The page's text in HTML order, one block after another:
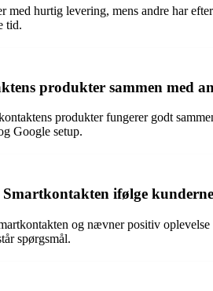
med hurtig levering, mens andre har
tid.
produkter sammen med
produkter fungerer godt
Google setup.
ifølge
og nævner positiv
spørgsmål.